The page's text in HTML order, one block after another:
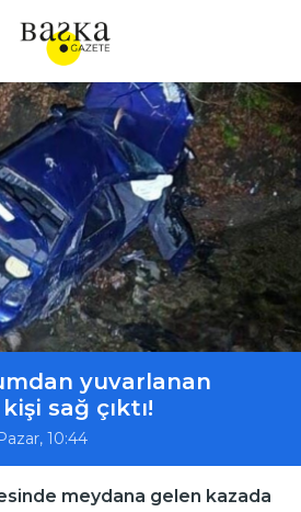
yuvarlanan
sağ çıktı!
10:44
meydana gelen kazada